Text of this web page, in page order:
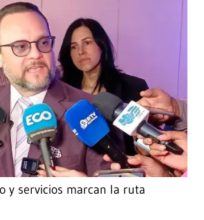
y servicios marcan la ruta